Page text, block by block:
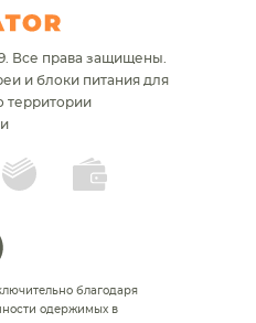
Все права защищены.
и блоки питания для
территории
благодаря
одержимых в